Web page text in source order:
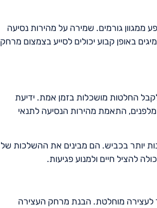
גורמים. שמירה על מהירות נסיעה
באופן קבוע יכולים לסייע בצמצום מרחק
החלטות מושכלות בזמן אמת. ידיעת
התאמת מהירות הנסיעה לתנאי
יותר בכביש. הם מבינים את ההשלכות של
להציל חיים ולמנוע פגיעות.
מוחלטת. הבנת מרחק העצירה